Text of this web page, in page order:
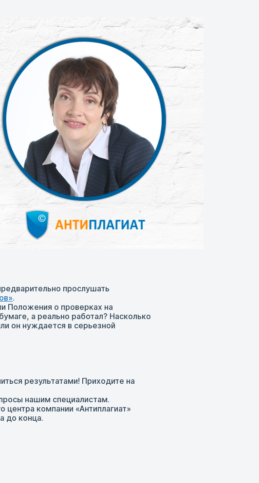
прослушать
.
Положения о проверках на
а реально работал? Насколько
он нуждается в серьезной
результатами! Приходите на
нашим специалистам.
компании «Антиплагиат»
до конца.